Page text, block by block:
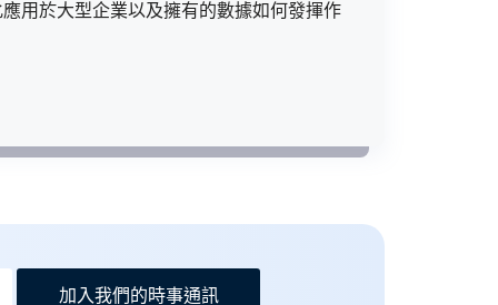
用於大型企業以及擁有的數據如何發揮作
加入我們的時事通訊